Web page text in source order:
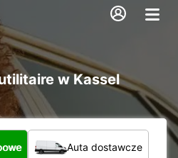
w Kassel
Auta dostawcze